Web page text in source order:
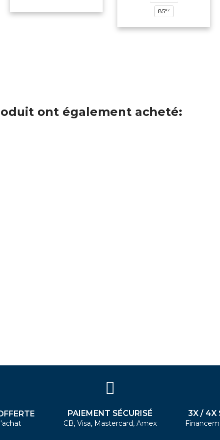
85"²
ont également acheté:
PAIEMENT SÉCURISÉ
CB, Visa, Mastercard, Amex
3X / 4X